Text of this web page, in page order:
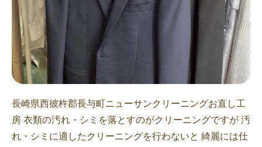
長崎県西彼杵郡長与町ニューサンクリーニングお直し工
房 衣類の汚れ・シミを落とすのがクリーニングですが 汚
れ・シミに適したクリーニングを行わないと 綺麗には仕